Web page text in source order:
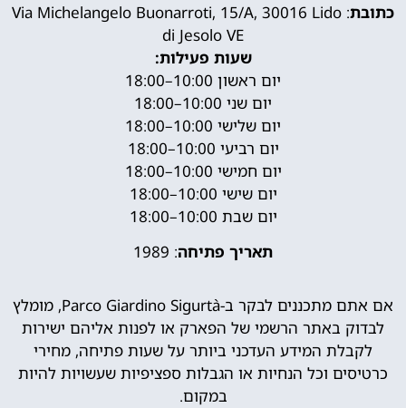
כתובת : Via Michelangelo Buonarroti, 15/A, 30016 Lido
di Jesolo VE
שעות פעילות:
יום ראשון 10:00–18:00
יום שני 10:00–18:00
יום שלישי 10:00–18:00
יום רביעי 10:00–18:00
יום חמישי 10:00–18:00
יום שישי 10:00–18:00
יום שבת 10:00–18:00
תאריך פתיחה: 1989
אם אתם מתכננים לבקר ב-Parco Giardino Sigurtà, מומלץ
לבדוק באתר הרשמי של הפארק או לפנות אליהם ישירות
לקבלת המידע העדכני ביותר על שעות פתיחה, מחירי
כרטיסים וכל הנחיות או הגבלות ספציפיות שעשויות להיות
במקום.